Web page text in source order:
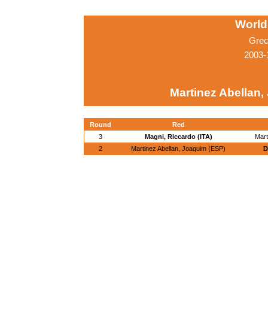
Martinez Abellan,
Round
Red
3
Magni, Riccardo (ITA)
2
Martinez Abellan, Joaquim (ESP)